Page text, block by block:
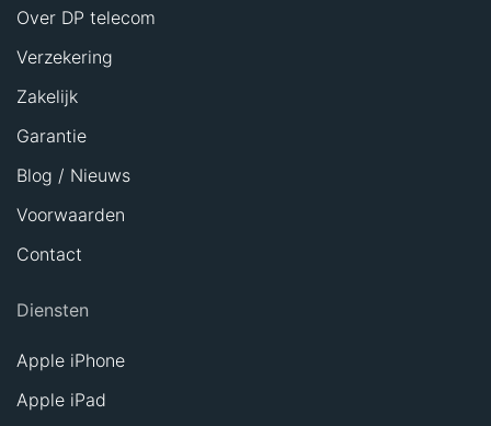
Over DP telecom
Verzekering
Zakelijk
Garantie
Blog / Nieuws
Voorwaarden
Contact
Diensten
Apple iPhone
Apple iPad